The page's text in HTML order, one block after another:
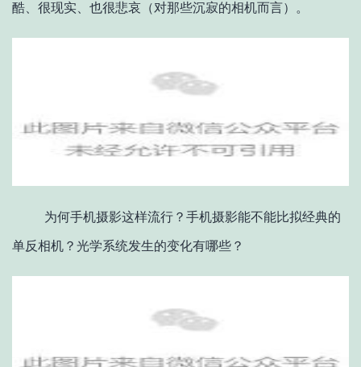
酷、很现实、也很悲哀（对那些沉寂的相机而言）。
为何手机摄影这样流行？手机摄影能不能比拟经典的
单反相机？光学系统发生的变化有哪些？